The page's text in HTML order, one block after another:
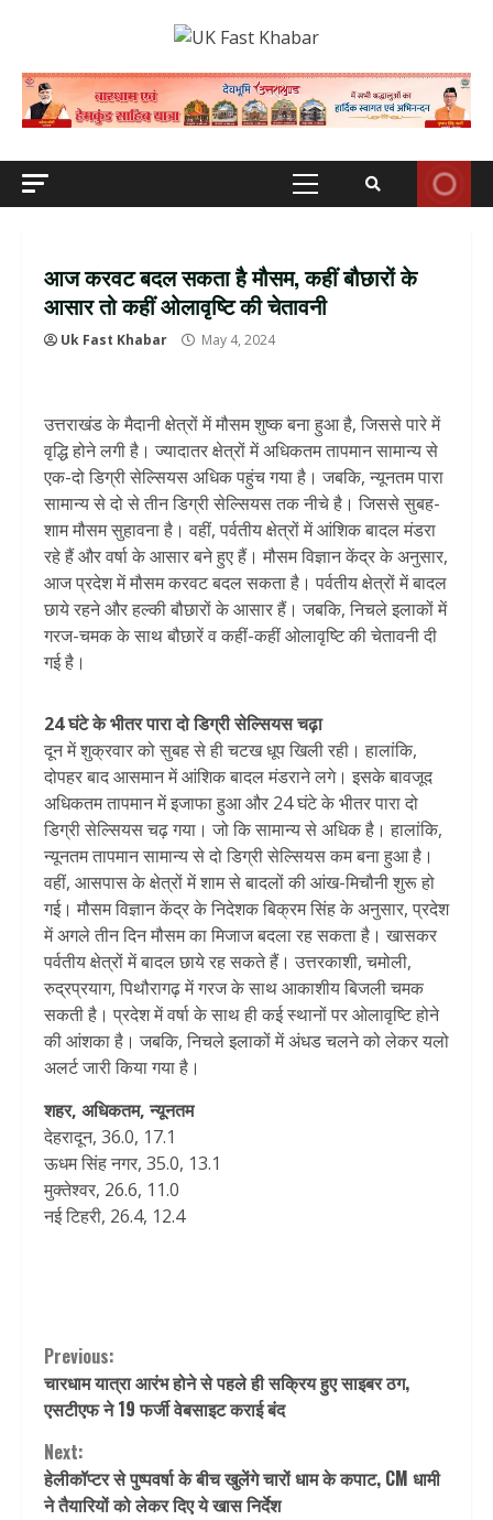
Primary
आज करवट बदल सकता है मौसम, कहीं बौछारों के
आसार तो कहीं ओलावृष्टि की चेतावनी
Uk Fast Khabar May 4, 2024
उत्तराखंड के मैदानी क्षेत्रों में मौसम शुष्क बना हुआ है, जिससे पारे में
वृद्धि होने लगी है। ज्यादातर क्षेत्रों में अधिकतम तापमान सामान्य से
एक-दो डिग्री सेल्सियस अधिक पहुंच गया है। जबकि, न्यूनतम पारा
सामान्य से दो से तीन डिग्री सेल्सियस तक नीचे है। जिससे सुबह-
शाम मौसम सुहावना है। वहीं, पर्वतीय क्षेत्रों में आंशिक बादल मंडरा
रहे हैं और वर्षा के आसार बने हुए हैं। मौसम विज्ञान केंद्र के अनुसार,
आज प्रदेश में मौसम करवट बदल सकता है। पर्वतीय क्षेत्रों में बादल
छाये रहने और हल्की बौछारों के आसार हैं। जबकि, निचले इलाकों में
गरज-चमक के साथ बौछारें व कहीं-कहीं ओलावृष्टि की चेतावनी दी
गई है।
24 घंटे के भीतर पारा दो डिग्री सेल्सियस चढ़ा
दून में शुक्रवार को सुबह से ही चटख धूप खिली रही। हालांकि,
दोपहर बाद आसमान में आंशिक बादल मंडराने लगे। इसके बावजूद
अधिकतम तापमान में इजाफा हुआ और 24 घंटे के भीतर पारा दो
डिग्री सेल्सियस चढ़ गया। जो कि सामान्य से अधिक है। हालांकि,
न्यूनतम तापमान सामान्य से दो डिग्री सेल्सियस कम बना हुआ है।
वहीं, आसपास के क्षेत्रों में शाम से बादलों की आंख-मिचौनी शुरू हो
गई। मौसम विज्ञान केंद्र के निदेशक बिक्रम सिंह के अनुसार, प्रदेश
में अगले तीन दिन मौसम का मिजाज बदला रह सकता है। खासकर
पर्वतीय क्षेत्रों में बादल छाये रह सकते हैं। उत्तरकाशी, चमोली,
रुद्रप्रयाग, पिथौरागढ़ में गरज के साथ आकाशीय बिजली चमक
सकती है। प्रदेश में वर्षा के साथ ही कई स्थानों पर ओलावृष्टि होने
की आंशका है। जबकि, निचले इलाकों में अंधड चलने को लेकर यलो
अलर्ट जारी किया गया है।
शहर, अधिकतम, न्यूनतम
देहरादून, 36.0, 17.1
ऊधम सिंह नगर, 35.0, 13.1
मुक्तेश्वर, 26.6, 11.0
नई टिहरी, 26.4, 12.4
Continue
Reading
Previous:
चारधाम यात्रा आरंभ होने से पहले ही सक्रिय हुए साइबर ठग,
एसटीएफ ने 19 फर्जी वेबसाइट कराई बंद
Next:
हेलीकॉप्टर से पुष्पवर्षा के बीच खुलेंगे चारों धाम के कपाट, CM धामी
ने तैयारियों को लेकर दिए ये खास निर्देश